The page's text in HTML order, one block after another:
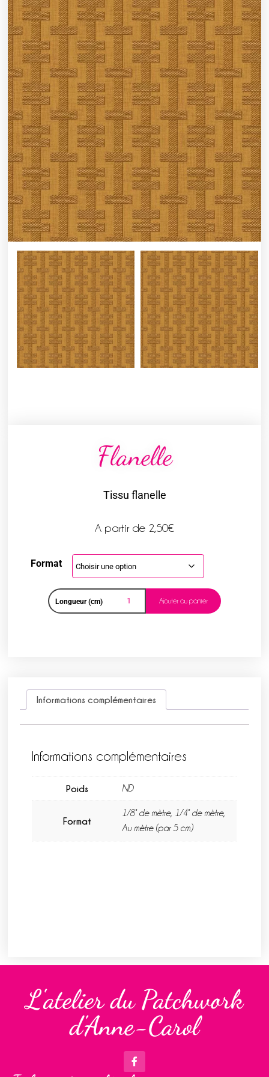
Flanelle
Tissu flanelle
A partir de 2,50€
Format
Longueur (cm) Ajouter au panier
Informations complémentaires
Informations complémentaires
Poids ND
Format
1/8° de mètre, 1/4° de mètre,
Au mètre (par 5 cm)
L'atelier du Patchwork
d'Anne-Carol